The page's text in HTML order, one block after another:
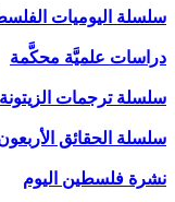
سلسلة اليوميات
دراسات علميَّة محكَّمة
سلسلة ترجمات الزيتونة
سلسلة الحقائق
نشرة فلسطين اليوم